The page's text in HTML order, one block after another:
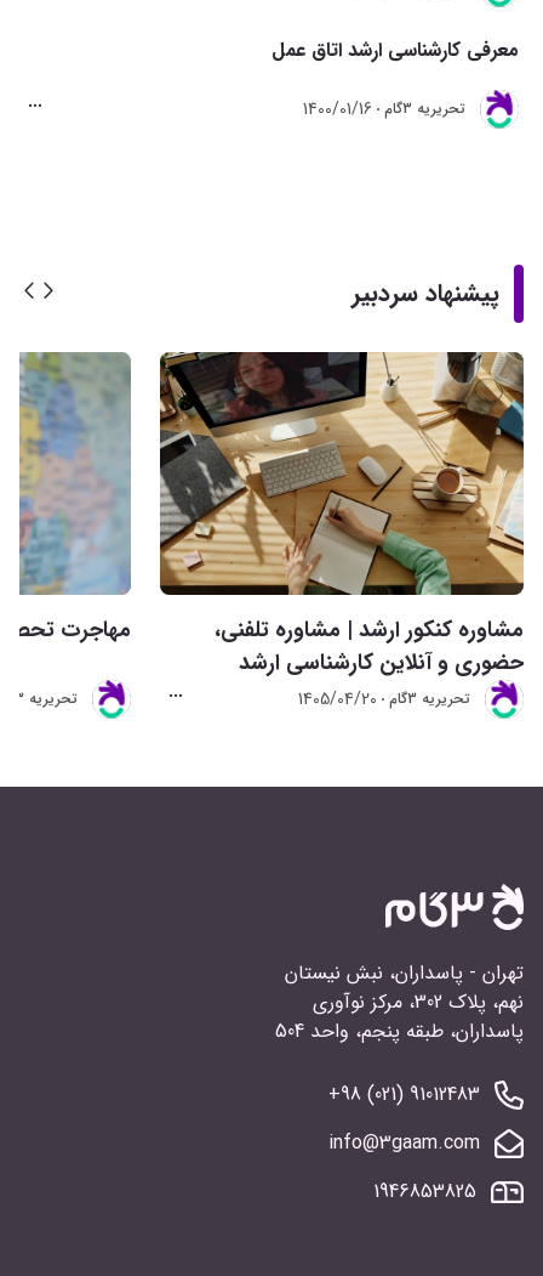
معرفی کارشناسی ارشد اتاق عمل
تحريريه 3گام 1400/01/16
پیشنهاد سردبیر
مشاوره کنکور ارشد | مشاوره تلفنی،
حضوری و آنلاین کارشناسی ارشد
تحريريه 3گام 1405/04/20
مهاجرت
تحريريه 3گام
تهران - پاسداران، نبش نیستان
نهم، پلاک 302، مرکز نوآوری
پاسداران، طبقه پنجم، واحد 504
91012483 (021) 98+
info@3gaam.com
1946853825